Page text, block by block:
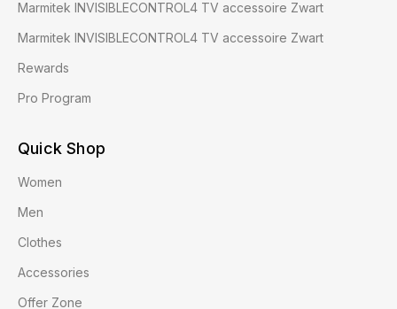
Marmitek INVISIBLECONTROL4 TV accessoire Zwart
Marmitek INVISIBLECONTROL4 TV accessoire Zwart
Rewards
Pro Program
Quick Shop
Women
Men
Clothes
Accessories
Offer Zone